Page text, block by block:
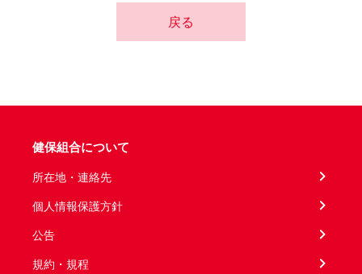
戻る
健保組合について
所在地・連絡先
個人情報保護方針
公告
規約・規程